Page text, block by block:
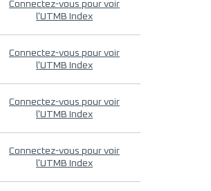
Connectez-vous pour voir
l'UTMB Index
Connectez-vous pour voir
l'UTMB Index
Connectez-vous pour voir
l'UTMB Index
Connectez-vous pour voir
l'UTMB Index